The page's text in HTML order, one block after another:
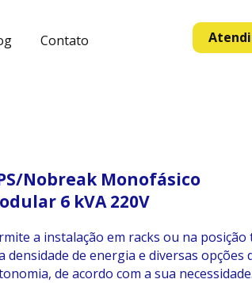
Contato
Nobreak Monofásico
6 kVA 220V
a instalação em racks ou na posição
densidade de energia e diversas opções
de acordo com a sua necessidade.